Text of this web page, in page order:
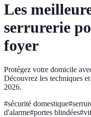
Les
serrurerie
foyer
Protégez votre domicile
Découvrez les techniques
2026.
#sécurité domestique#
d'alarme#portes blindées#